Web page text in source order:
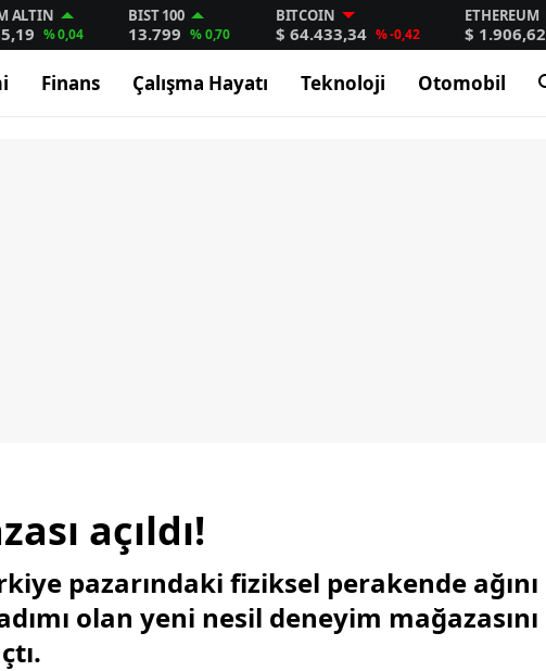
ALTIN
% 0,04
BIST 100
13.799 % 0,70
BITCOIN
$ 64.433,34 % -0,42
ETHEREUM
$ 1.906,62
Finans Çalışma Hayatı Teknoloji Otomobil
açıldı!
pazarındaki fiziksel perakende ağını
olan yeni nesil deneyim mağazasını